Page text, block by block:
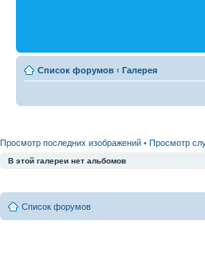
Список форумов ‹ Галерея
Просмотр последних изображений • Просмотр
В этой галереи нет альбомов
Список форумов